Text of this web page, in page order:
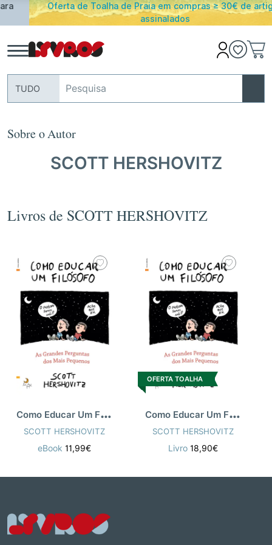
Oferta de Toalha de Praia em compras ≥ 30€ de artigos
assinalados
TUDO
Sobre o Autor
SCOTT HERSHOVITZ
Livros de SCOTT HERSHOVITZ
C
omo Educar Um Filósofo
SCOTT HERSHOVITZ
eBook 11,99€
OFERTA TOALHA
C
omo Educar Um Filósofo
SCOTT HERSHOVITZ
Livro 18,90€